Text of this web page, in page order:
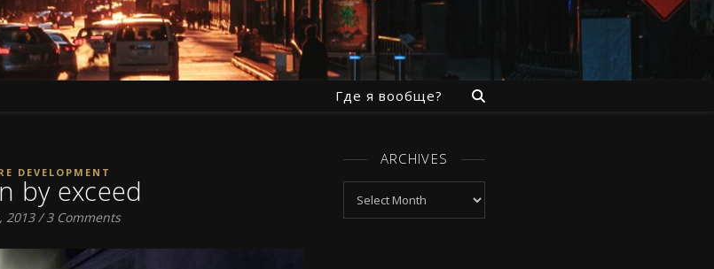
Где я вообще?
DEVELOPMENT
by exceed
2013 / 3 Comments
ARCHIVES
Archives